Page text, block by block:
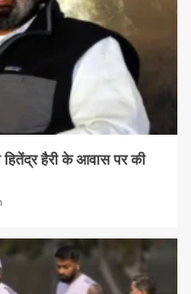
हितेंद्र हैरी के आवास पर की